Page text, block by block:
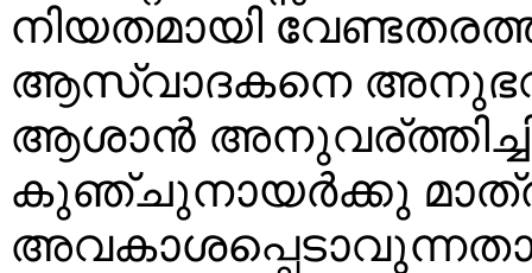
നിയതമായി
ആസ്വാദകനെ
ആശാന്‍
കുഞ്ചുനായര്‍ക്കു